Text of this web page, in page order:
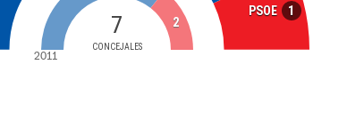
PSOE 1
7
CONCEJALES
2
2011